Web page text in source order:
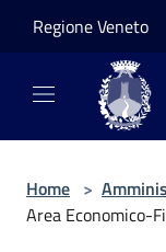
Regione Veneto
Home >
Area Economico-